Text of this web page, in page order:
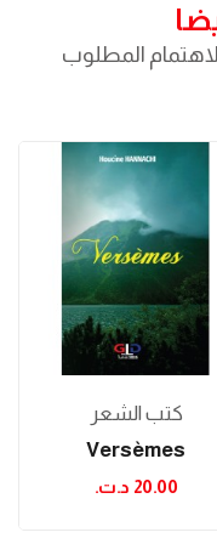
المطلوب
كتب الشعر
Versèmes
20.00 د.ت.‏